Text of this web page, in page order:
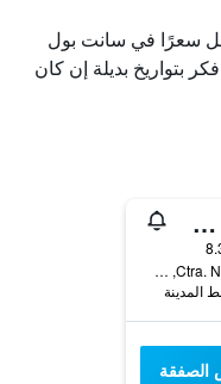
سعرًا في سانت بول
بتواريخ بديلة إن كان
هوتل جران سول
Ctra. Nacional II Km 664, سانت بول دي مار, كاتالونيا, أسبانيا